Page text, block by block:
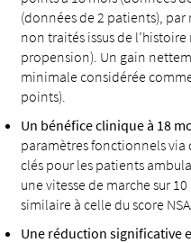
(données de 2 patients),
non traités issus de
propension). Un gain
minimale considérée
points).
Un bénéfice clinique à 18
paramètres fonctionnels via
clés pour les patients
une vitesse de marche sur
similaire à celle du score
Une réduction significative